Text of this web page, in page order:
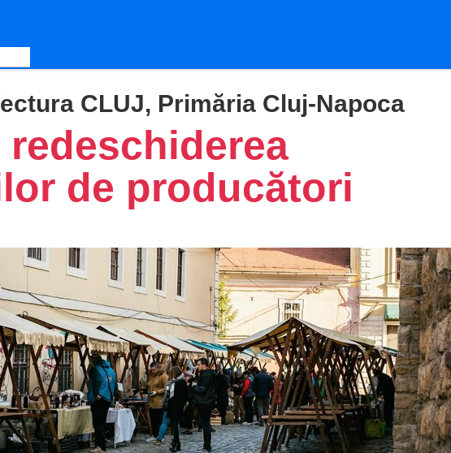
CLUJ, Primăria Cluj-Napoca
redeschiderea
de producători